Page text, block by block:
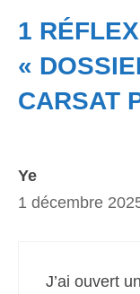
1
«
CARSAT
Ye
1 décembre
J’ai ouvert